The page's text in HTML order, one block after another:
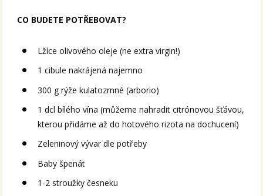
CO BUDETE POTŘEBOVAT?
Lžíce olivového oleje (ne extra virgin!)
1 cibule nakrájená najemno
300 g rýže kulatozrnné (arborio)
1 dcl bílého vína (můžeme nahradit citrónovou šťávou,
kterou přidáme až do hotového rizota na dochucení)
Zeleninový vývar dle potřeby
Baby špenát
1-2 stroužky česneku